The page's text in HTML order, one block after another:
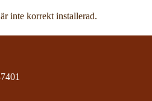
inte korrekt installerad.